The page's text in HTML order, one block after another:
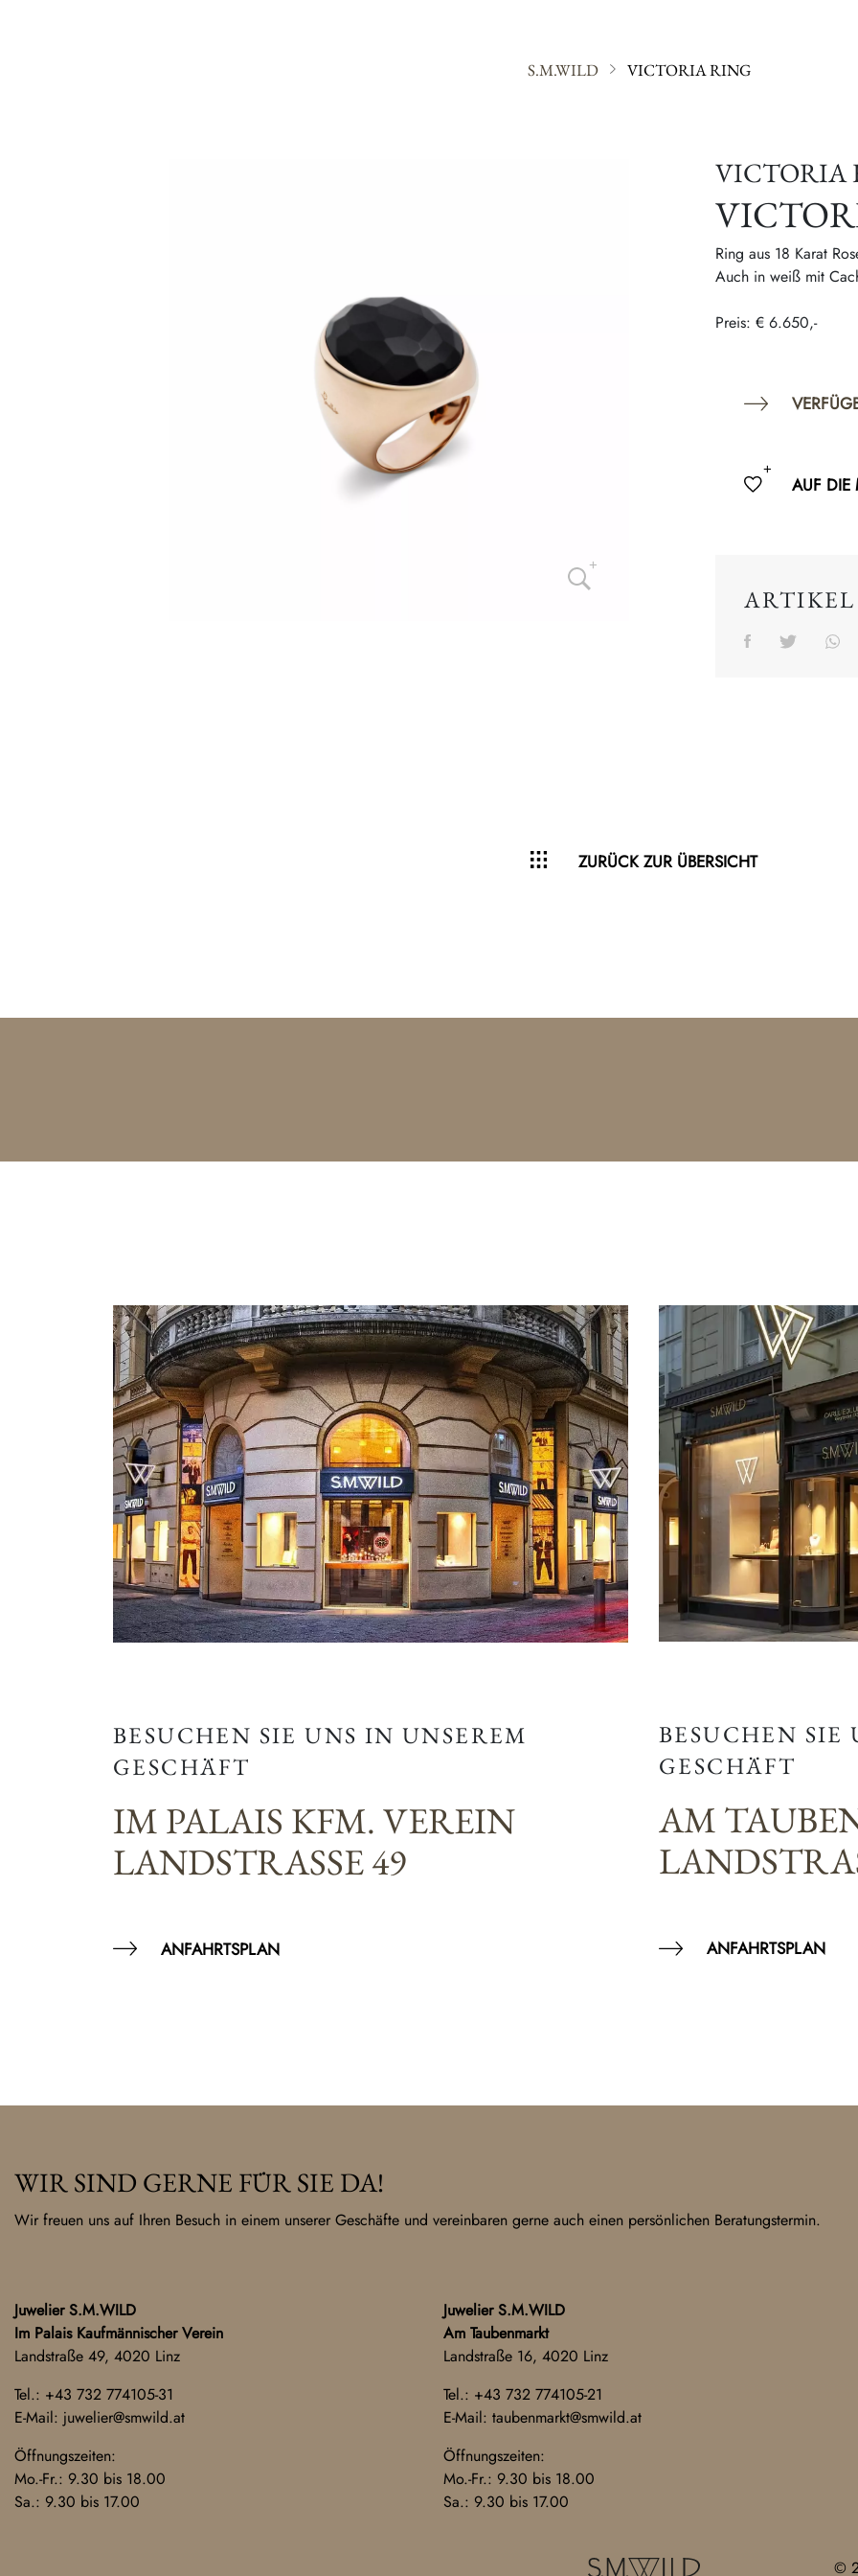
S.M.WILD VICTORIA RING
VICTORIA
Ring aus 18 Karat
Auch in weiß mit
Preis: € 6.650,-
AUF DIE
ZURÜCK ZUR ÜBERSICHT
BESUCHEN SIE UNS IN UNSEREM
GESCHÄFT
IM PALAIS KFM. VEREIN
LANDSTRASSE 49
ANFAHRTSPLAN
BESUCHEN SIE
GESCHÄFT
AM
ANFAHRTSPLAN
WIR SIND GERNE FÜR SIE DA!
Wir freuen uns auf Ihren Besuch in einem unserer Geschäfte und vereinbaren gerne auch einen persönlichen Beratungstermin.
Juwelier S.M.WILD
Im Palais Kaufmännischer Verein
Landstraße 49, 4020 Linz
Tel.: +43 732 774105-31
E-Mail: juwelier@smwild.at
Öffnungszeiten:
Mo.-Fr.: 9.30 bis 18.00
Sa.: 9.30 bis 17.00
Juwelier S.M.WILD
Am Taubenmarkt
Landstraße 16, 4020 Linz
Tel.: +43 732 774105-21
E-Mail: taubenmarkt@smwild.at
Öffnungszeiten:
Mo.-Fr.: 9.30 bis 18.00
Sa.: 9.30 bis 17.00
©